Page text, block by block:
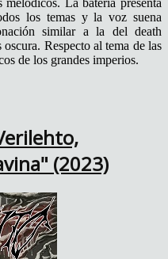
los temas y la voz suena
similar a la del death
Respecto al tema de las
de los grandes imperios.
(2023)